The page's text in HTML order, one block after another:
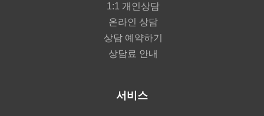
1:1 개인상담
온라인 상담
상담 예약하기
상담료 안내
서비스